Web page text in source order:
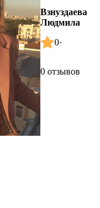
Взнуздаева
Людмила
0·
0 отзывов